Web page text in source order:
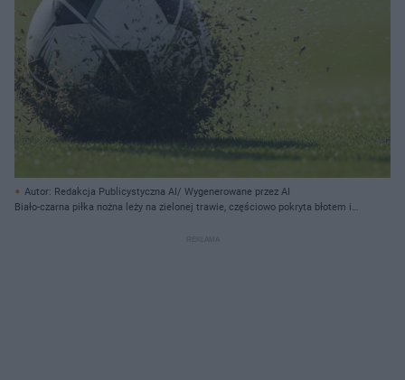
Autor: Redakcja Publicystyczna AI/ Wygenerowane przez AI
Biało-czarna piłka nożna leży na zielonej trawie, częściowo pokryta błotem i
podeszwą i brązowymi korkami, która właśnie kopnęła piłkę. Wokół piłki i